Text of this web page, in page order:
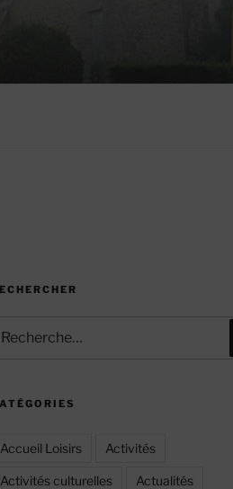
Accueil Loisirs Activités
Activités culturelles Actualités